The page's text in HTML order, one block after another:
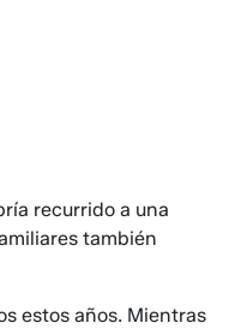
recurrido a una
también
estos años. Mientras